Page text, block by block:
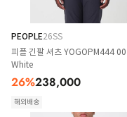
PEOPLE26SS
피플 긴팔 셔츠 YOGOPM444
White
26%238,000
해외배송